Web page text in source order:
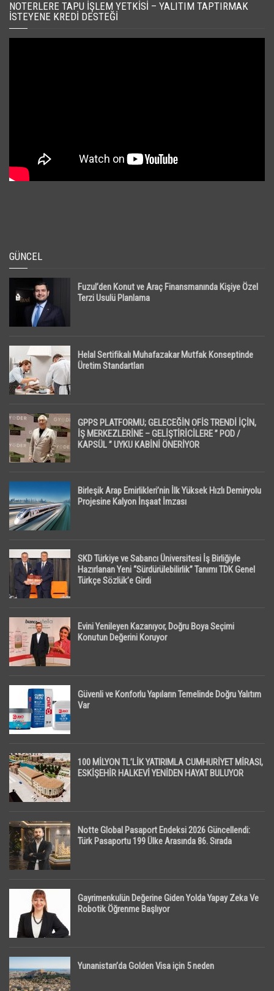
NOTERLERE TAPU İŞLEM YETKISI – YALITIM TAPTIRMAK
İSTEYENE KREDI DESTEĞI
GÜNCEL
Fuzul’den Konut ve Araç Finansmanında Kişiye Özel
Terzi Usulü Planlama
Helal Sertifikalı Muhafazakar Mutfak Konseptinde
Üretim Standartları
GPPS PLATFORMU; GELECEĞİN OFİS TRENDİ İÇİN,
İŞ MERKEZLERİNE – GELİŞTİRİCİLERE ” POD /
KAPSÜL ” UYKU KABİNİ ÖNERİYOR
Birleşik Arap Emirlikleri’nin İlk Yüksek Hızlı Demiryolu
Projesine Kalyon İnşaat İmzası
SKD Türkiye ve Sabancı Üniversitesi İş Birliğiyle
Hazırlanan Yeni “Sürdürülebilirlik” Tanımı TDK Genel
Türkçe Sözlük’e Girdi
Evini Yenileyen Kazanıyor, Doğru Boya Seçimi
Konutun Değerini Koruyor
Güvenli ve Konforlu Yapıların Temelinde Doğru Yalıtım
Var
100 MİLYON TL’LİK YATIRIMLA CUMHURİYET MİRASI,
ESKİŞEHİR HALKEVİ YENİDEN HAYAT BULUYOR
Notte Global Pasaport Endeksi 2026 Güncellendi:
Türk Pasaportu 199 Ülke Arasında 86. Sırada
Gayrimenkulün Değerine Giden Yolda Yapay Zeka Ve
Robotik Öğrenme Başlıyor
Yunanistan’da Golden Visa için 5 neden